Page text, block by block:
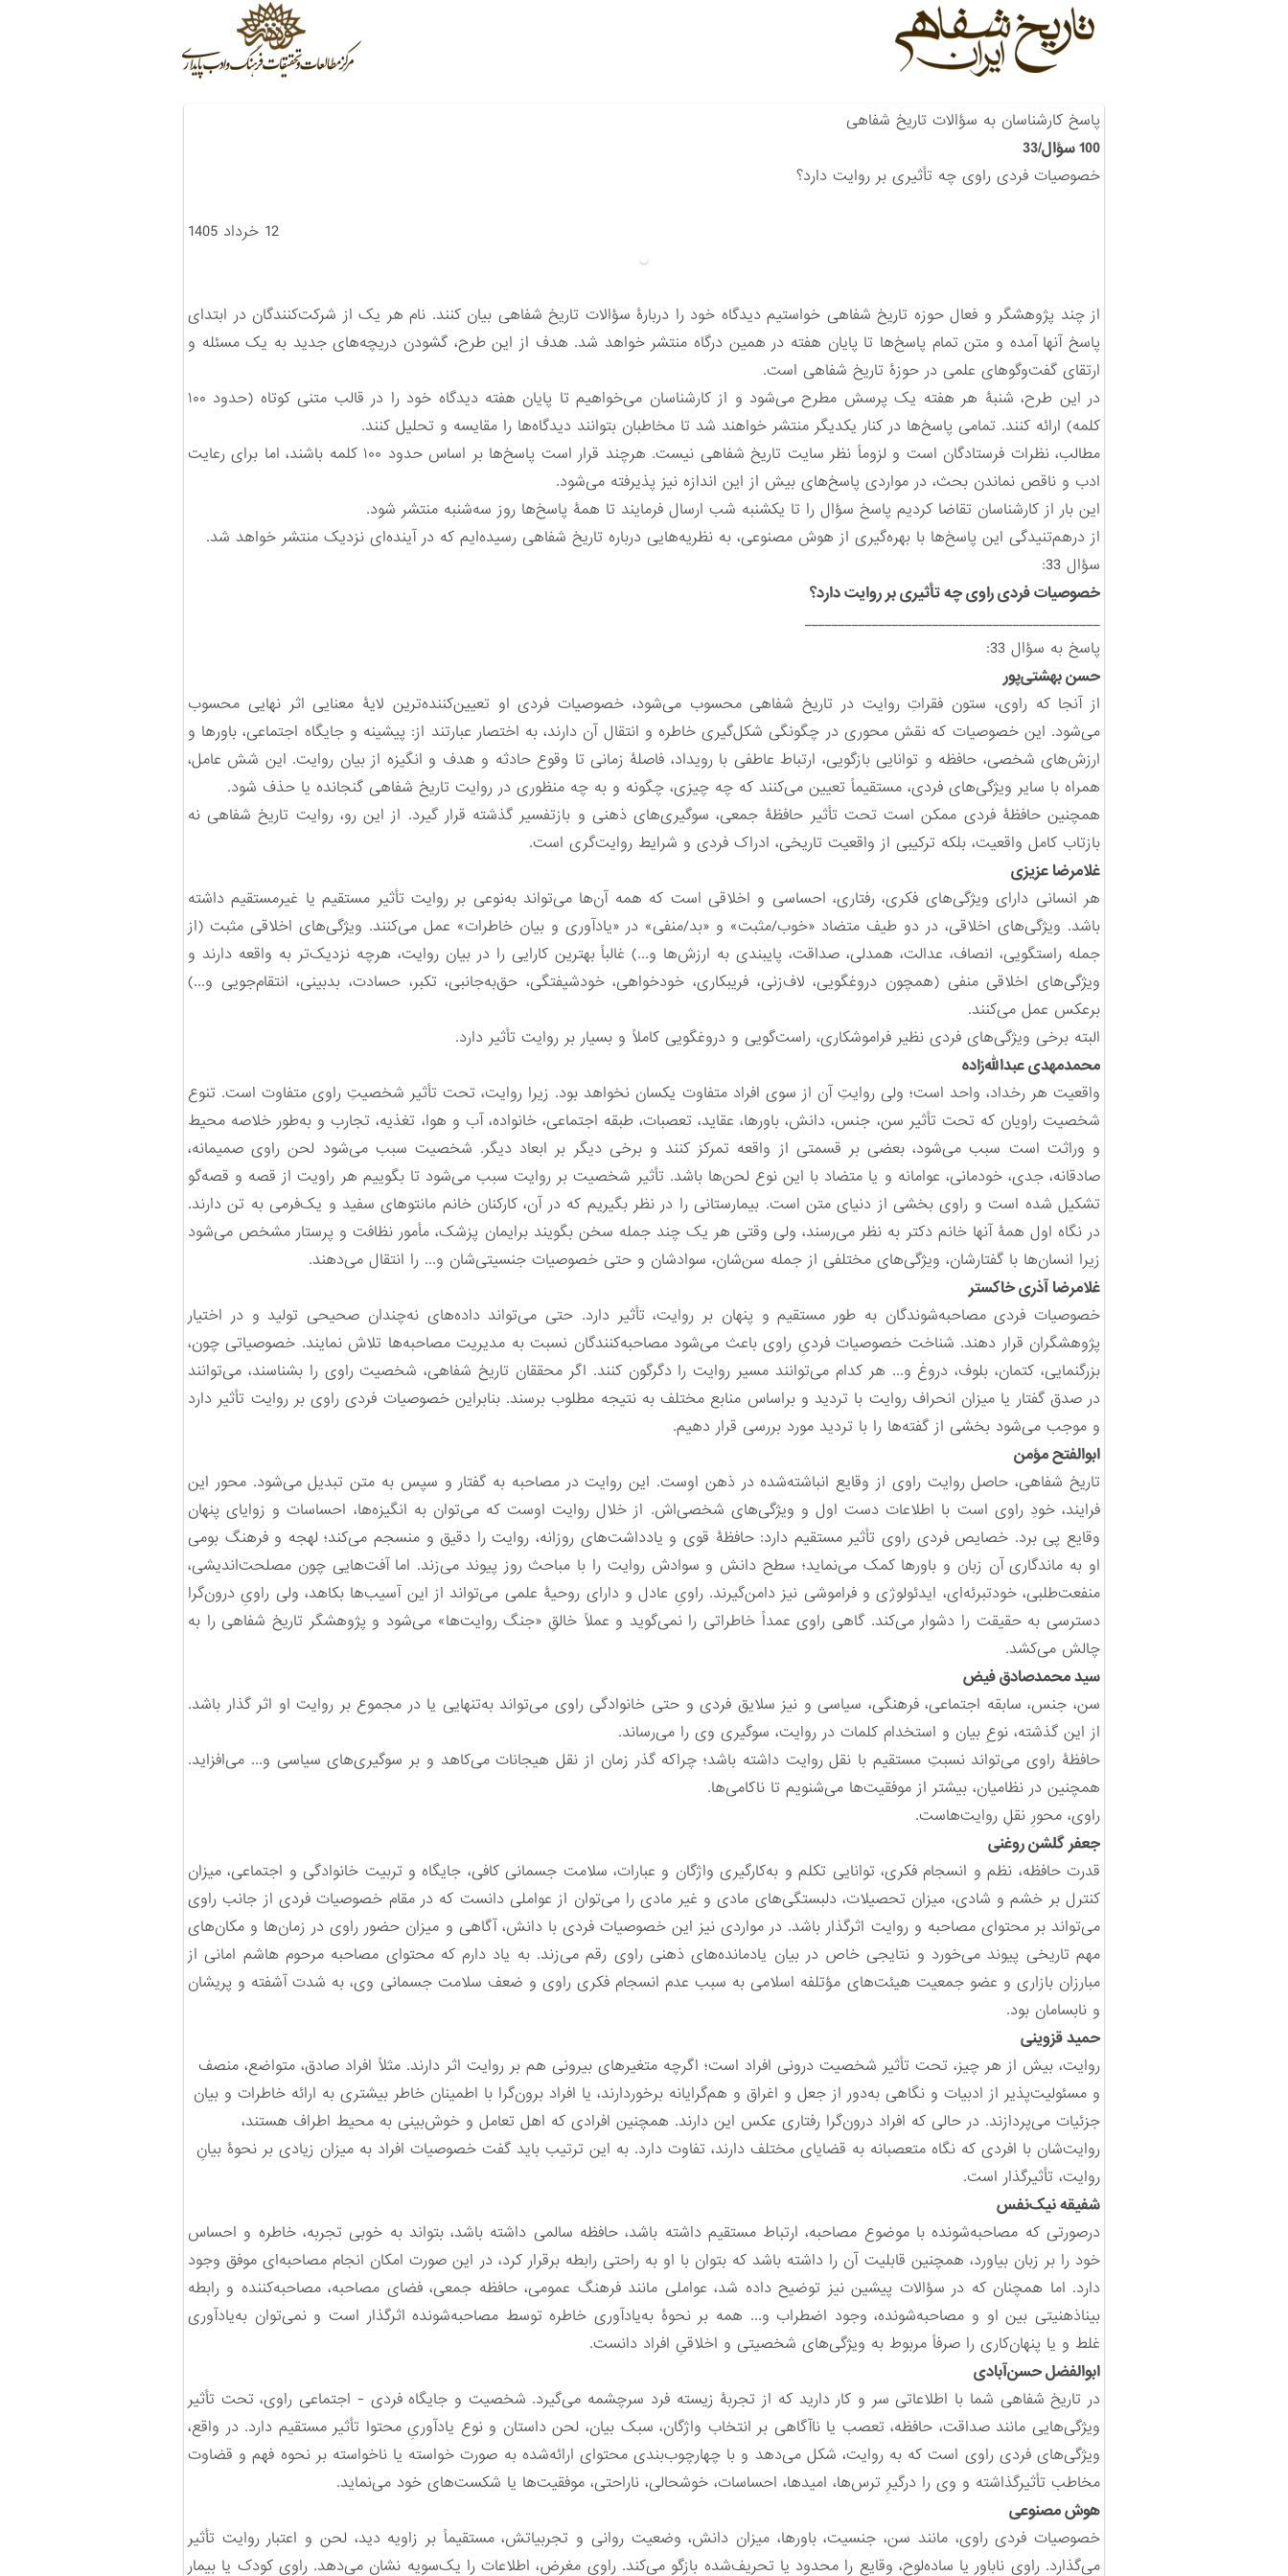
پاسخ کارشناسان به سؤالات تاریخ شفاهی
100 سؤال/33
خصوصیات فردی راوی چه تأثیری بر روایت دارد؟
12 خرداد 1405
از چند پژوهشگر و فعال حوزه‌ تاریخ شفاهی خواستیم دیدگاه خود را دربارۀ سؤالات تاریخ شفاهی بیان کنند. نام هر یک از شرکت‌کنندگان در ابتدای
پاسخ‌ آنها آمده و متن تمام پاسخ‌ها تا پایان هفته در همین‌ درگاه منتشر خواهد شد. هدف از این طرح، گشودن دریچه‌های جدید به یک مسئله و
ارتقای گفت‌وگوهای علمی در حوزۀ تاریخ شفاهی است.
در این طرح، شنبۀ هر هفته یک پرسش مطرح می‌شود و از کارشناسان می‌خواهیم تا پایان هفته دیدگاه خود را در قالب متنی کوتاه (حدود ۱۰۰
کلمه) ارائه کنند. تمامی پاسخ‌ها در کنار یکدیگر منتشر خواهند شد تا مخاطبان بتوانند دیدگاه‌ها را مقایسه و تحلیل کنند.
مطالب، نظرات فرستادگان است و لزوماً نظر سایت تاریخ شفاهی نیست. هرچند قرار است پاسخ‌ها بر اساس حدود ۱۰۰ کلمه باشند، اما برای رعایت
ادب و ناقص نماندن بحث، در مواردی پاسخ‌های بیش از این اندازه نیز پذیرفته می‌شود.
این بار از کارشناسان تقاضا کردیم پاسخ سؤال را تا یکشنبه شب ارسال فرمایند تا همۀ پاسخ‌ها روز سه‌شنبه منتشر شود.
از درهم‌تنیدگی این پاسخ‌ها با بهره‌گیری از هوش مصنوعی، به نظریه‌هایی درباره تاریخ شفاهی رسیده‌ایم که در آینده‌ای نزدیک منتشر خواهد شد.
سؤال 33:
خصوصیات فردی راوی چه تأثیری بر روایت دارد؟
____________________________________________
پاسخ به سؤال 33:
حسن بهشتی‌پور
از آنجا که راوی، ستون فقراتِ روایت در تاریخ شفاهی محسوب می‌شود، خصوصیات فردی او تعیین‌کننده‌ترین لایۀ معنایی اثر نهایی محسوب
می‌شود. این خصوصیات که نقش محوری در چگونگی شکل‌گیری خاطره و انتقال آن دارند، به اختصار عبارتند از: پیشینه و جایگاه اجتماعی، باورها و
ارزش‌های شخصی، حافظه و توانایی بازگویی، ارتباط عاطفی با رویداد، فاصلۀ زمانی تا وقوع حادثه و هدف و انگیزه از بیان روایت. این شش عامل،
همراه با سایر ویژگی‌های فردی، مستقیماً تعیین می‌کنند که چه چیزی، چگونه و به چه منظوری در روایت تاریخ شفاهی گنجانده یا حذف شود.
همچنین حافظۀ فردی ممکن است تحت تأثیر حافظۀ جمعی، سوگیری‌های ذهنی و بازتفسیر گذشته قرار گیرد. از این رو، روایت تاریخ شفاهی نه
بازتاب کامل واقعیت، بلکه ترکیبی از واقعیت تاریخی، ادراک فردی و شرایط روایت‌گری است.
غلامرضا عزیزی
هر انسانی دارای ویژگی‌های فکری، رفتاری، احساسی و اخلاقی است که همه آن‌ها می‌تواند به‌نوعی بر روایت تأثیر مستقیم یا غیرمستقیم داشته
باشد. ویژگی‌های اخلاقی، در دو طیف متضاد «خوب/مثبت» و «بد/منفی» در «یادآوری و بیان خاطرات» عمل می‌کنند. ویژگی‌های اخلاقی مثبت (از
جمله راستگویی، انصاف، عدالت، همدلی، صداقت، پایبندی به ارزش‌ها و...) غالباً بهترین کارایی را در بیان روایت، هرچه نزدیک‌تر به واقعه دارند و
ویژگی‌های اخلاقی منفی (همچون دروغگویی، لاف‌زنی، فریبکاری، خودخواهی، خودشیفتگی، حق‌به‌جانبی، تکبر، حسادت، بدبینی، انتقام‌جویی و...)
برعکس عمل می‌کنند.
البته برخی ویژگی‌های فردی نظیر فراموشکاری، راست‌گویی و دروغگویی کاملاً و بسیار بر روایت تأثیر دارد.
محمدمهدی عبدالله‌زاده
واقعیت هر رخداد، واحد است؛ ولی روایتِ آن از سوی افراد متفاوت یکسان نخواهد بود. زیرا روایت، تحت تأثیر شخصیتِ راوی متفاوت است. تنوع
شخصیت راویان که تحت تأثیر سن، جنس، دانش، باورها، عقاید، تعصبات، طبقه اجتماعی، خانواده، آب و هوا، تغذیه، تجارب و به‌طور خلاصه محیط
و وراثت است سبب می‌شود، بعضی بر قسمتی از واقعه تمرکز کنند و برخی دیگر بر ابعاد دیگر. شخصیت سبب می‌شود لحن راوی صمیمانه،
صادقانه، جدی، خودمانی، عوامانه و یا متضاد با این نوع لحن‌ها باشد. تأثیر شخصیت بر روایت سبب می‌شود تا بگوییم هر راویت از قصه و قصه‌گو
تشکیل شده است و راوی بخشی از دنیای متن است. بیمارستانی را در نظر بگیریم که در آن، کارکنان خانم مانتوهای سفید و یک‌فرمی به تن دارند.
در نگاه اول همۀ آنها خانم دکتر به نظر می‌رسند، ولی وقتی هر یک چند جمله سخن بگویند برایمان پزشک، مأمور نظافت و پرستار مشخص می‌شود
زیرا انسان‌ها با گفتارشان، ویژگی‌های مختلفی از جمله سن‌شان‌، سوادشان و حتی خصوصیات جنسیتی‌شان و... را انتقال می‌دهند.
غلامرضا آذری خاکستر
خصوصیات فردی مصاحبه‌شوندگان به طور مستقیم و پنهان بر روایت، تأثیر دارد. حتی می‌تواند داده‌های نه‌چندان صحیحی تولید و در اختیار
پژوهشگران قرار دهند. شناخت خصوصیات فردیِ راوی باعث می‌شود مصاحبه‌کنندگان نسبت به مدیریت مصاحبه‌ها تلاش نمایند. خصوصیاتی چون،
بزرگنمایی، کتمان، بلوف، دروغ و... هر کدام می‌توانند مسیر روایت را دگرگون کنند. اگر محققان تاریخ شفاهی، شخصیت راوی را بشناسند، می‌توانند
در صدق گفتار یا میزان انحراف روایت با تردید و براساس منابع مختلف به نتیجه مطلوب برسند. بنابراین خصوصیات فردی راوی بر روایت تأثیر دارد
و موجب می‌شود بخشی از گفته‌ها را با تردید مورد بررسی قرار دهیم.
ابوالفتح مؤمن
تاریخ شفاهی، حاصل روایت راوی از وقایع انباشته‌شده در ذهن اوست. این روایت در مصاحبه به گفتار و سپس به متن تبدیل می‌شود. محور این
فرایند، خودِ راوی است با اطلاعات دست اول و ویژگی‌های شخصی‌اش. از خلال روایت اوست که می‌توان به انگیزه‌ها، احساسات و زوایای پنهان
وقایع پی برد. خصایص فردی راوی تأثیر مستقیم دارد: حافظۀ قوی و یادداشت‌های روزانه، روایت را دقیق و منسجم می‌کند؛ لهجه و فرهنگ بومی
او به ماندگاری آن زبان و باورها کمک می‌نماید؛ سطح دانش و سوادش روایت را با مباحث روز پیوند می‌زند. اما آفت‌هایی چون مصلحت‌اندیشی،
منفعت‌طلبی، خودتبرئه‌ای، ایدئولوژی و فراموشی نیز دامن‌گیرند. راویِ عادل و دارای روحیۀ علمی می‌تواند از این آسیب‌ها بکاهد، ولی راویِ درون‌گرا
دسترسی به حقیقت را دشوار می‌کند. گاهی راوی عمداً خاطراتی را نمی‌گوید و عملاً خالقِ «جنگ روایت‌ها» می‌شود و پژوهشگر تاریخ شفاهی را به
چالش می‌کشد.
سید محمدصادق فیض
سن، جنس، سابقه اجتماعی، فرهنگی، سیاسی و نیز سلایق فردی و حتی خانوادگی راوی می‌تواند به‌تنهایی یا در مجموع بر روایت او اثر گذار باشد.
از این گذشته، نوعِ بیان و استخدام کلمات در روایت، سوگیری وی را می‌رساند.
حافظۀ راوی می‌تواند نسبتِ مستقیم با نقل روایت داشته باشد؛ چراکه گذر زمان از نقل هیجانات می‌کاهد و بر سوگیری‌های سیاسی و... می‌افزاید.
همچنین در نظامیان، بیشتر از موفقیت‌ها می‌شنویم تا ناکامی‌ها.
راوی، محورِ نقلِ روایت‌هاست.
جعفر گلشن روغنی
قدرت حافظه، نظم و انسجام فکری، توانایی تکلم و به‌کارگیری واژگان و عبارات، سلامت جسمانی کافی، جایگاه و تربیت خانوادگی و اجتماعی، میزان
کنترل بر خشم و شادی، میزان تحصیلات، دلبستگی‌های مادی و غیر مادی را می‌توان از عواملی دانست که در مقام خصوصیات فردی از جانب راوی
می‌تواند بر محتوای مصاحبه و روایت اثرگذار باشد. در مواردی نیز این خصوصیات فردی با دانش، آگاهی و میزان حضور راوی در زمان‌ها و مکان‌های
مهم تاریخی پیوند می‌خورد و نتایجی خاص در بیان یادمانده‌های ذهنی راوی رقم می‌زند. به یاد دارم که محتوای مصاحبه مرحوم هاشم امانی از
مبارزان بازاری و عضو جمعیت هیئت‌های مؤتلفه اسلامی به سبب عدم انسجام فکری راوی و ضعف سلامت جسمانی وی، به شدت آشفته و پریشان
و نابسامان بود.
حمید قزوینی
روایت، بیش از هر چیز، تحت تأثیر شخصیت درونی افراد است؛ اگرچه متغیرهای بیرونی هم بر روایت اثر دارند. مثلاً افراد صادق، متواضع، منصف
و مسئولیت‌پذیر از ادبیات و نگاهی به‌دور از جعل و اغراق و هم‌گرایانه برخوردارند، یا افراد برون‌گرا با اطمینان خاطر بیشتری به ارائه خاطرات و بیان
جزئیات می‌پردازند. در حالی که افراد درون‌گرا رفتاری عکس این دارند. همچنین افرادی که اهل تعامل و خوش‌بینی به محیط اطراف هستند،
روایت‌شان با افردی که نگاه متعصبانه به قضایای مختلف دارند، تفاوت دارد. به این ترتیب باید گفت خصوصیات افراد به میزان زیادی بر نحوۀ بیانِ
روایت، تأثیرگذار است.
شفیقه نیک‌نفس
درصورتی که مصاحبه‌شونده با موضوع مصاحبه، ارتباط مستقیم داشته باشد، حافظه سالمی داشته باشد، بتواند به خوبی تجربه، خاطره و احساس
خود را بر زبان بیاورد، همچنین قابلیت آن را داشته باشد که بتوان با او به راحتی رابطه برقرار کرد، در این صورت امکان انجام مصاحبه‌ای موفق وجود
دارد. اما همچنان که در سؤالات پیشین نیز توضیح داده شد، عواملی مانند فرهنگ عمومی، حافظه جمعی، فضای مصاحبه، مصاحبه‌کننده و رابطه
بیناذهنیتی بین او و مصاحبه‌شونده، وجود اضطراب و... همه بر نحوۀ به‌یادآوری خاطره توسط مصاحبه‌شونده اثرگذار است و نمی‌توان به‌یادآوری
غلط و یا پنهان‌کاری را صرفاً مربوط به ویژگی‌های شخصیتی و اخلاقیِ افراد دانست.
ابوالفضل حسن‌آبادی
در تاریخ شفاهی شما با اطلاعاتی سر و کار دارید که از تجربۀ زیسته فرد سرچشمه می‌گیرد. شخصیت و جایگاه فردی - اجتماعی راوی، تحت تأثیر
ویژگی‌هایی مانند صداقت، حافظه، تعصب یا ناآگاهی بر انتخاب واژگان، سبک بیان، لحن داستان و نوع یادآوریِ محتوا تأثیر مستقیم دارد. در واقع،
ویژگی‌های فردی راوی است که به روایت، شکل می‌دهد و با چهارچوب‌بندی محتوای ارائه‌شده به صورت خواسته یا ناخواسته بر نحوه فهم و قضاوت
مخاطب تأثیرگذاشته و وی را درگیرِ ترس‌ها، امیدها، احساسات، خوشحالی، ناراحتی، موفقیت‌ها یا شکست‌های خود می‌نماید.
هوش مصنوعی
خصوصیات فردی راوی، مانند سن، جنسیت، باورها، میزان دانش، وضعیت روانی و تجربیاتش، مستقیماً بر زاویه دید، لحن و اعتبار روایت تأثیر
می‌گذارد. راویِ ناباور یا ساده‌لوح، وقایع را محدود یا تحریف‌شده بازگو می‌کند. راویِ مغرض، اطلاعات را یک‌سویه نشان می‌دهد. راوی کودک یا بیمار